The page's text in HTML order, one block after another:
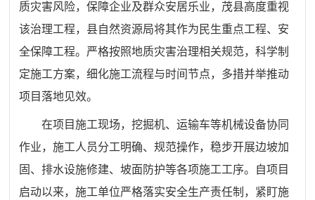
质灾害风险，保障企业及群众安居乐业，茂县高度重视
该治理工程，县自然资源局将其作为民生重点工程、安
全保障工程。严格按照地质灾害治理相关规范，科学制
定施工方案，细化施工流程与时间节点，多措并举推动
项目落地见效。
在项目施工现场，挖掘机、运输车等机械设备协同
作业，施工人员分工明确、规范操作，稳步开展边坡加
固、排水设施修建、坡面防护等各项施工工序。自项目
启动以来，施工单位严格落实安全生产责任制，紧盯施